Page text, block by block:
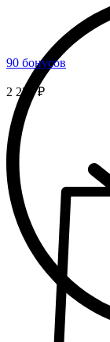
90 бонусов
2 250 ₽